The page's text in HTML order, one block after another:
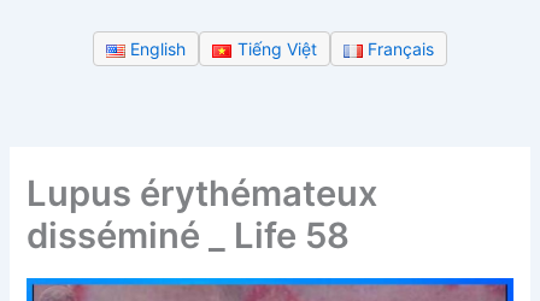
English Tiếng Việt Français
Lupus érythémateux
disséminé _ Life 58